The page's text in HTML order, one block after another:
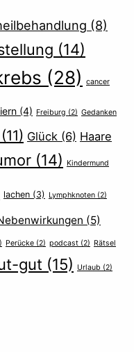
(8)
(14)
(28) cancer
(4) Freiburg (2) Gedanken
(11) Glück (6) Haare
(14) Kindermund
lachen (3) Lymphknoten (2)
(5)
Perücke (2) podcast (2) Rätsel
gut (15) Urlaub (2)